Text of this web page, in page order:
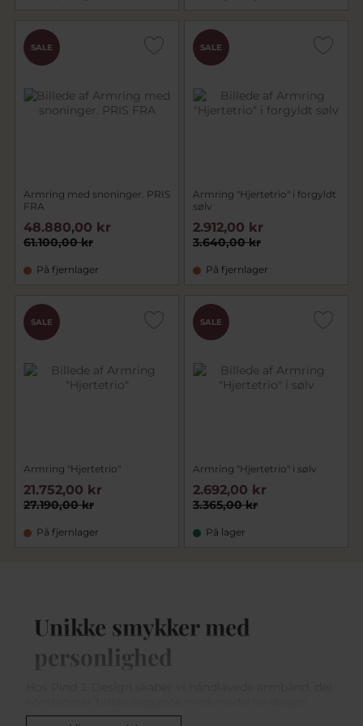
SALE
Armring med snoninger. PRIS
FRA
61.100,00 kr
48.880,00 kr
På fjernlager
SALE
Armring "Hjertetrio" i forgyldt
sølv
3.640,00 kr
2.912,00 kr
På fjernlager
SALE
Armring "Hjertetrio"
27.190,00 kr
21.752,00 kr
På fjernlager
SALE
Armring "Hjertetrio" i sølv
3.365,00 kr
2.692,00 kr
På lager
Unikke smykker med
personlighed
Hvert armbånd fremstilles med omhu på vores